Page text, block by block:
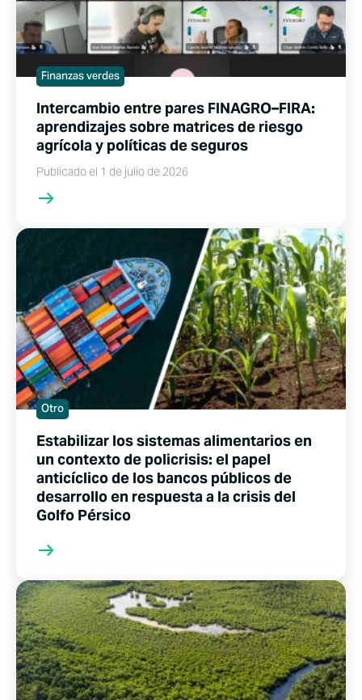
Finanzas verdes
Intercambio entre pares FINAGRO–FIRA:
aprendizajes sobre matrices de riesgo
agrícola y políticas de seguros
Publicado el 1 de julio de 2026
Otro
Estabilizar los sistemas alimentarios en
un contexto de policrisis: el papel
anticíclico de los bancos públicos de
desarrollo en respuesta a la crisis del
Golfo Pérsico